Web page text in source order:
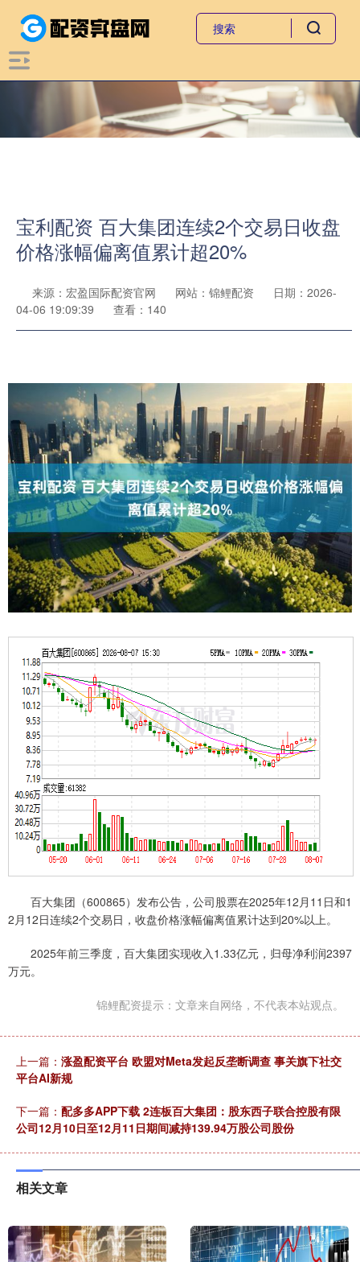
宝利配资 百大集团连续2个交易日收盘
价格涨幅偏离值累计超20%
来源：宏盈国际配资官网 网站：锦鲤配资
日期：2026-
04-06 19:09:39
查看：140
百大集团（600865）发布公告，公司股票在2025年12月11日和1
2月12日连续2个交易日，收盘价格涨幅偏离值累计达到20%以上。
2025年前三季度，百大集团实现收入1.33亿元，归母净利润2397
万元。
锦鲤配资提示：文章来自网络，不代表本站观点。
上一篇： 涨盈配资平台 欧盟对Meta发起反垄断调查 事关旗下社交
平台AI新规
下一篇： 配多多APP下载 2连板百大集团：股东西子联合控股有限
公司12月10日至12月11日期间减持139.94万股公司股份
相关文章